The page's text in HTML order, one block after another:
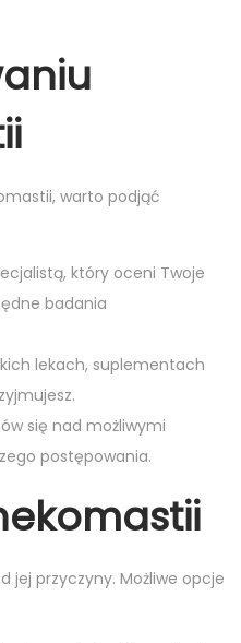
warto podjąć
który oceni Twoje
badania
lekach, suplementach
się nad możliwymi
postępowania.
jej przyczyny. Możliwe opcje